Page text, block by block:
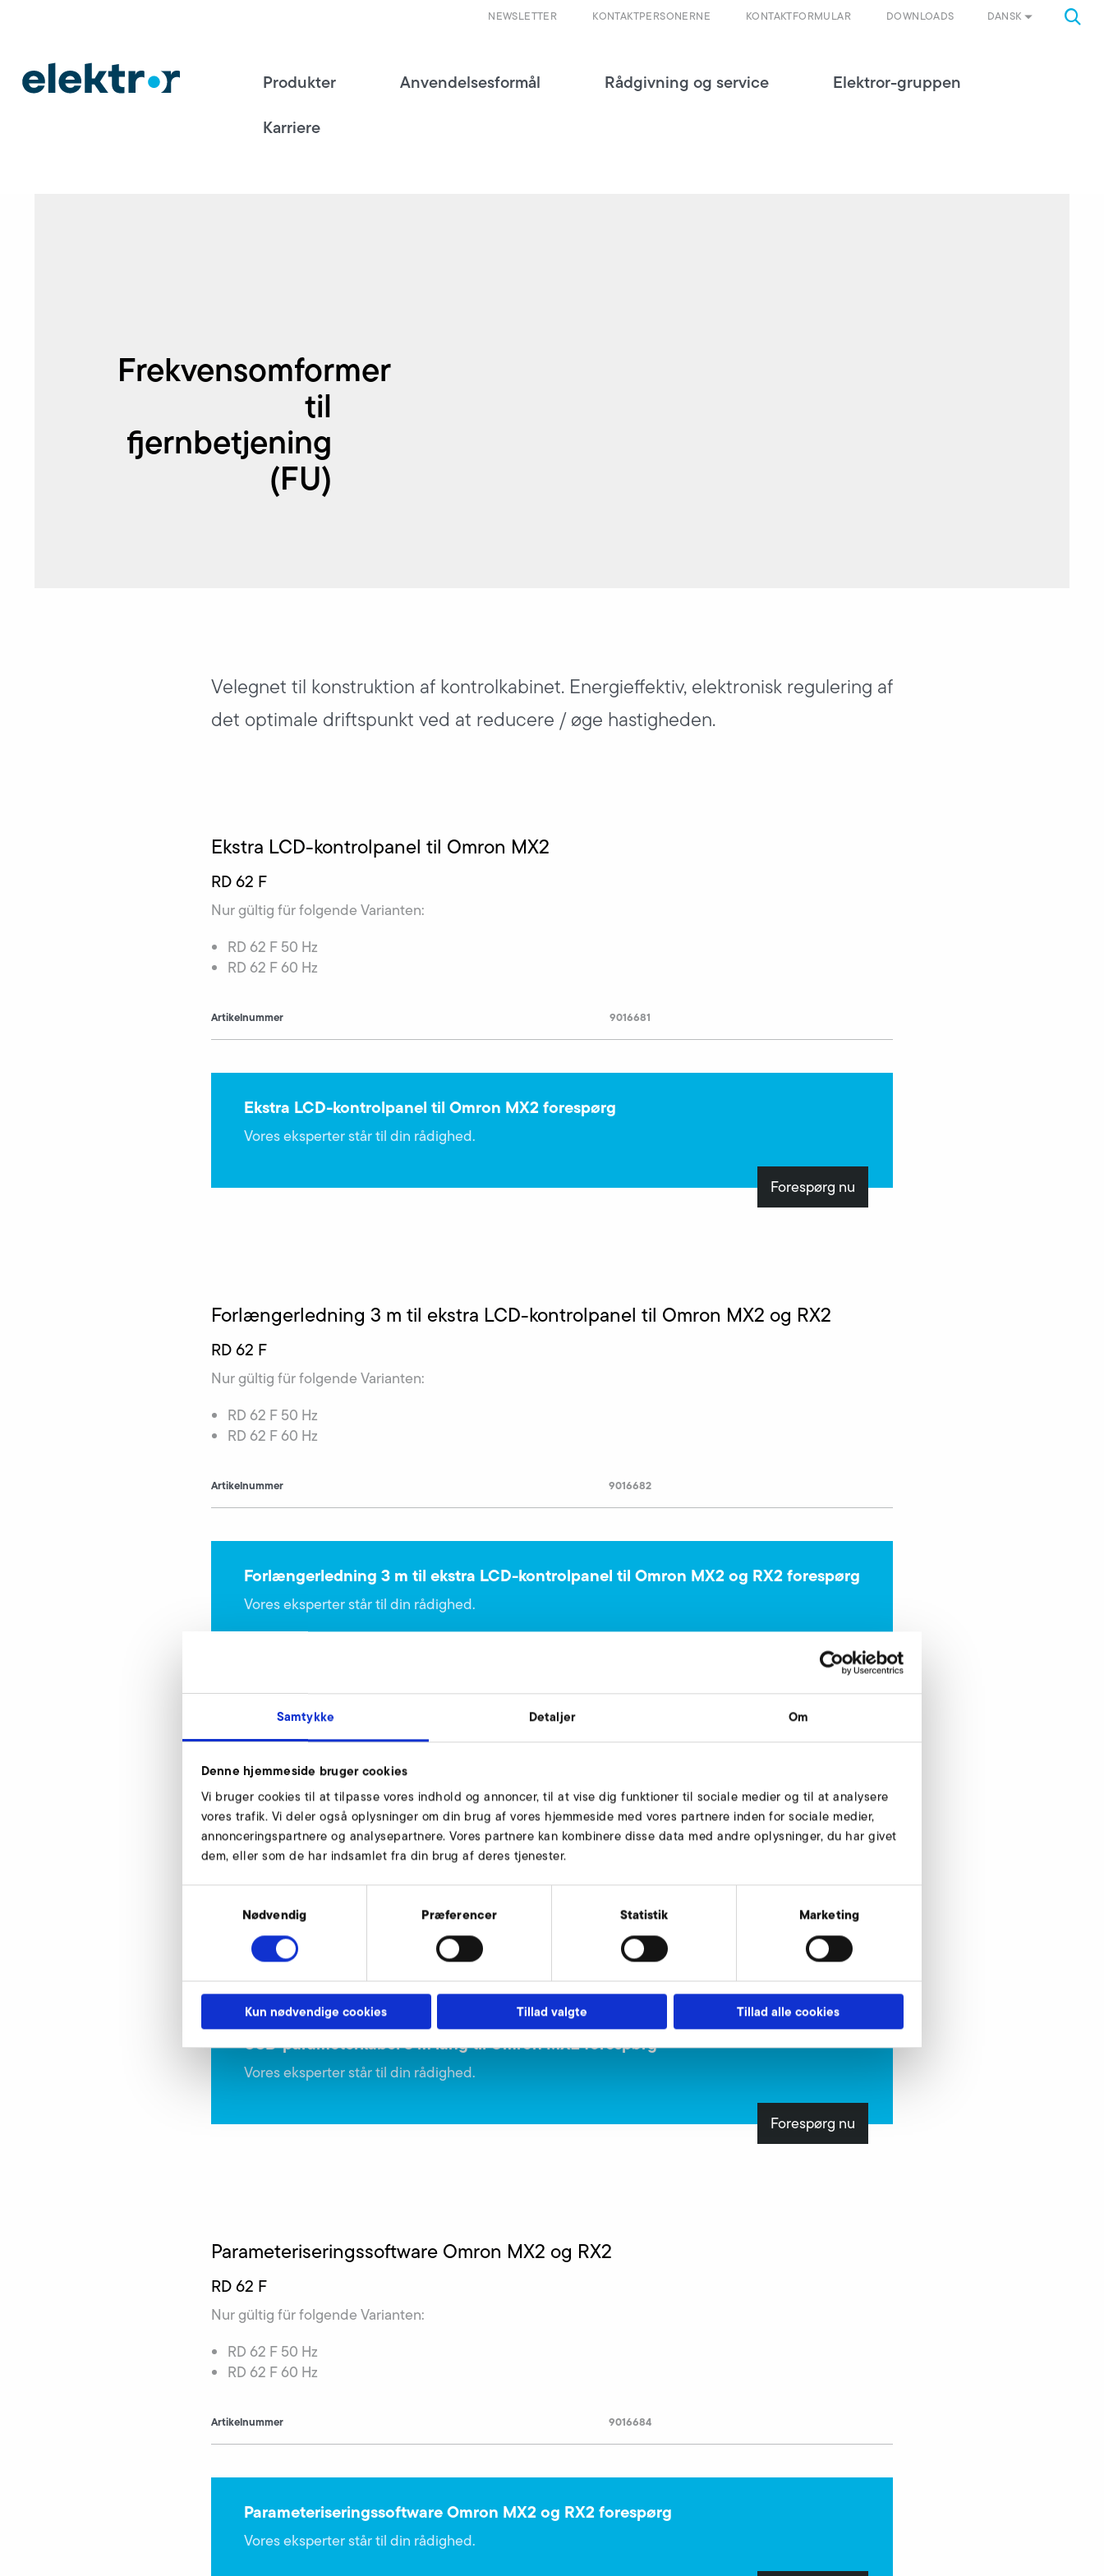
Samtykke Detaljer Om
Denne hjemmeside bruger cookies
Vi bruger cookies til at tilpasse vores indhold og annoncer, til at vise dig funktioner til sociale medier og til at analysere
vores trafik. Vi deler også oplysninger om din brug af vores hjemmeside med vores partnere inden for sociale medier,
annonceringspartnere og analysepartnere. Vores partnere kan kombinere disse data med andre oplysninger, du har givet
dem, eller som de har indsamlet fra din brug af deres tjenester.
Nødvendig Præferencer Statistik Marketing
Kun nødvendige cookies Tillad valgte Tillad alle cookies
DANSK
DOWNLOADS
KONTAKTFORMULAR
KONTAKTPERSONERNE
NEWSLETTER
Produkter Anvendelsesformål Rådgivning og service
Elektror-gruppen
Karriere
Frekvensomformer
til
fjernbetjening
(FU)
Velegnet til konstruktion af kontrolkabinet. Energieffektiv, elektronisk regulering af
det optimale driftspunkt ved at reducere / øge hastigheden.
Ekstra LCD-kontrolpanel til Omron MX2
RD 62 F
Nur gültig für folgende Varianten:
RD 62 F 50 Hz
RD 62 F 60 Hz
Artikelnummer 9016681
Ekstra LCD-kontrolpanel til Omron MX2 forespørg
Vores eksperter står til din rådighed.
Forespørg nu
Forlængerledning 3 m til ekstra LCD-kontrolpanel til Omron MX2 og RX2
RD 62 F
Nur gültig für folgende Varianten:
RD 62 F 50 Hz
RD 62 F 60 Hz
Artikelnummer 9016682
Forlængerledning 3 m til ekstra LCD-kontrolpanel til Omron MX2 og RX2 forespørg
Vores eksperter står til din rådighed.
Forespørg nu
USB-parameterkabel 3 m lang til Omron MX2
RD 62 F
Nur gültig für folgende Varianten:
RD 62 F 50 Hz
RD 62 F 60 Hz
Artikelnummer 9016683
USB-parameterkabel 3 m lang til Omron MX2 forespørg
Vores eksperter står til din rådighed.
Forespørg nu
Parameteriseringssoftware Omron MX2 og RX2
RD 62 F
Nur gültig für folgende Varianten:
RD 62 F 50 Hz
RD 62 F 60 Hz
Artikelnummer 9016684
Parameteriseringssoftware Omron MX2 og RX2 forespørg
Vores eksperter står til din rådighed.